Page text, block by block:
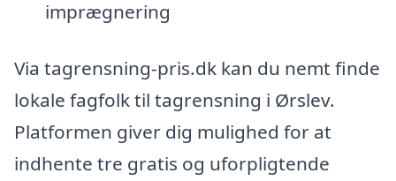
imprægnering
Via tagrensning-pris.dk kan du nemt finde
lokale fagfolk til tagrensning i Ørslev.
Platformen giver dig mulighed for at
indhente tre gratis og uforpligtende